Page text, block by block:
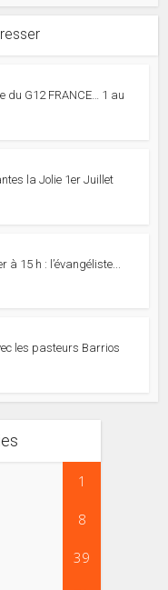
du G12 FRANCE… 1 au
la Jolie 1er Juillet
à 15 h : l’évangéliste...
les pasteurs Barrios
1
8
39